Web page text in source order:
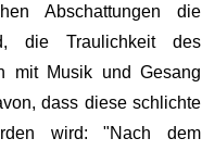
Abschattungen die
die Traulichkeit des
mit Musik und Gesang
dass diese schlichte
wird: "Nach dem